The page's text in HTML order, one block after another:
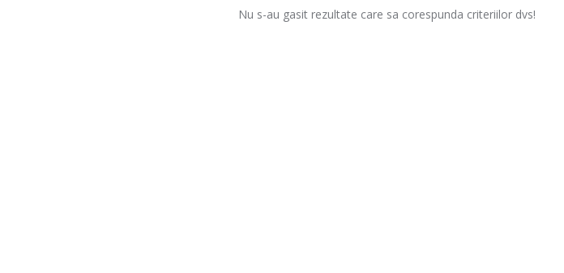
Nu s-au gasit rezultate care sa corespunda criteriilor dvs!